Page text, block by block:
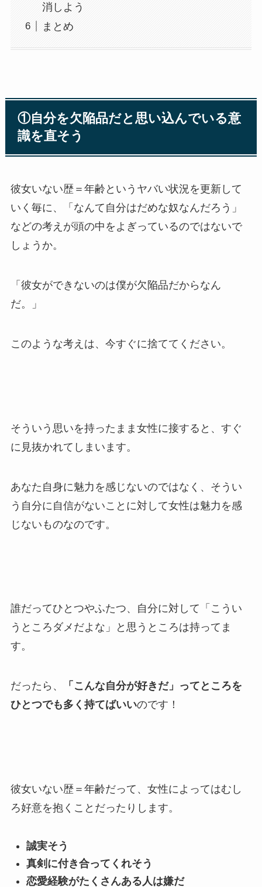
消しよう
まとめ
①自分を欠陥品だと思い込んでいる意
識を直そう
彼女いない歴＝年齢というヤバい状況を更新して
いく毎に、「なんて自分はだめな奴なんだろう」
などの考えが頭の中をよぎっているのではないで
しょうか。
「彼女ができないのは僕が欠陥品だからなん
だ。」
このような考えは、今すぐに捨ててください。
そういう思いを持ったまま女性に接すると、すぐ
に見抜かれてしまいます。
あなた自身に魅力を感じないのではなく、そうい
う自分に自信がないことに対して女性は魅力を感
じないものなのです。
誰だってひとつやふたつ、自分に対して「こうい
うところダメだよな」と思うところは持ってま
す。
だったら、
「こんな自分が好きだ」ってところを
ひとつでも多く持てばいいのです！
彼女いない歴＝年齢だって、女性によってはむし
ろ好意を抱くことだったりします。
誠実そう
真剣に付き合ってくれそう
恋愛経験がたくさんある人は嫌だ